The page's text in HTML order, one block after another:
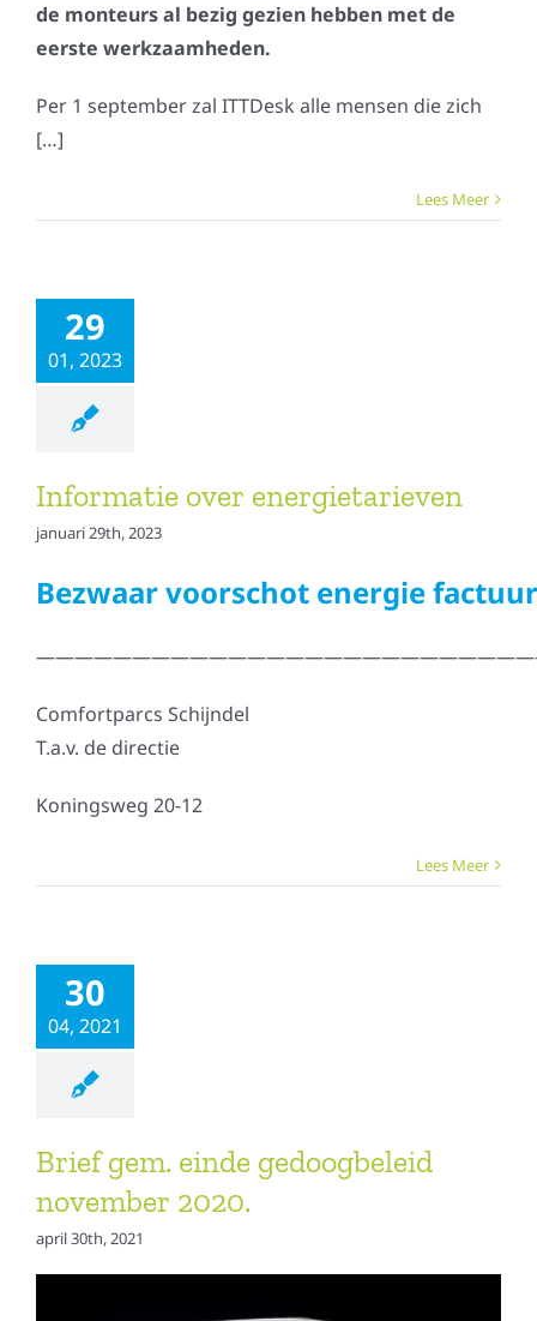
de monteurs al bezig gezien hebben met de
eerste werkzaamheden.
Per 1 september zal ITTDesk alle mensen die zich
[…]
Lees Meer
29
01, 2023
Informatie over energietarieven
januari 29th, 2023
Bezwaar voorschot energie factuur
Comfortparcs Schijndel
T.a.v. de directie
Koningsweg 20-12
Lees Meer
30
04, 2021
Brief gem. einde gedoogbeleid
november 2020.
april 30th, 2021